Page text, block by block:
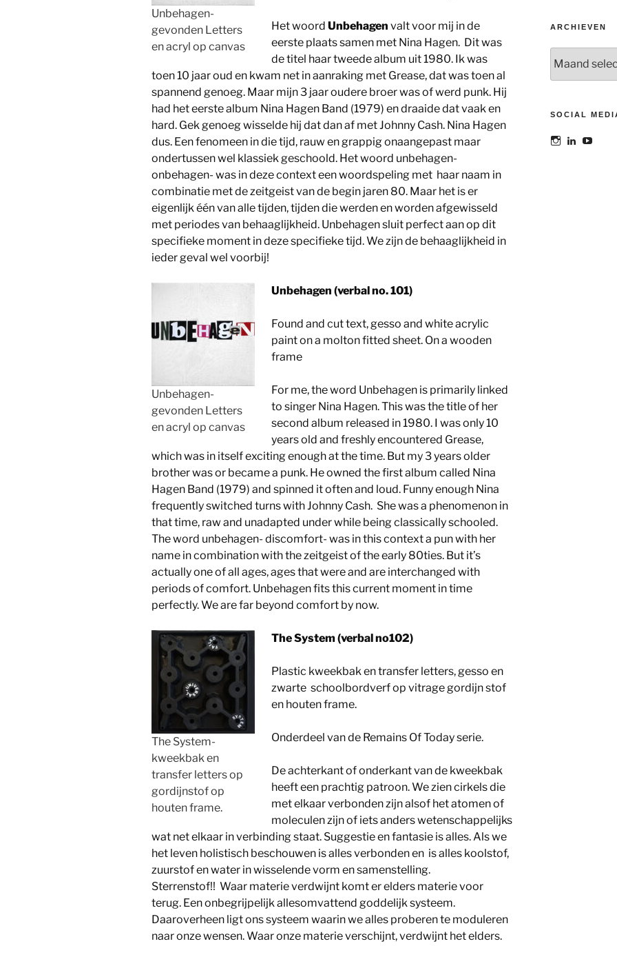
Unbehagen-
gevonden Letters
en acryl op canvas
Het woord Unbehagen valt voor mij in de
eerste plaats samen met Nina Hagen. Dit was
de titel haar tweede album uit 1980. Ik was
toen 10 jaar oud en kwam net in aanraking met Grease, dat was toen al
spannend genoeg. Maar mijn 3 jaar oudere broer was of werd punk. Hij
had het eerste album Nina Hagen Band (1979) en draaide dat vaak en
hard. Gek genoeg wisselde hij dat dan af met Johnny Cash. Nina Hagen
dus. Een fenomeen in die tijd, rauw en grappig onaangepast maar
ondertussen wel klassiek geschoold. Het woord unbehagen-
onbehagen- was in deze context een woordspeling met haar naam in
combinatie met de zeitgeist van de begin jaren 80. Maar het is er
eigenlijk één van alle tijden, tijden die werden en worden afgewisseld
met periodes van behaaglijkheid. Unbehagen sluit perfect aan op dit
specifieke moment in deze specifieke tijd. We zijn de behaaglijkheid in
ieder geval wel voorbij!
Unbehagen-
gevonden Letters
en acryl op canvas
Unbehagen (verbal no. 101)
Found and cut text, gesso and white acrylic
paint on a molton fitted sheet. On a wooden
frame
For me, the word Unbehagen is primarily linked
to singer Nina Hagen. This was the title of her
second album released in 1980. I was only 10
years old and freshly encountered Grease,
which was in itself exciting enough at the time. But my 3 years older
brother was or became a punk. He owned the first album called Nina
Hagen Band (1979) and spinned it often and loud. Funny enough Nina
frequently switched turns with Johnny Cash. She was a phenomenon in
that time, raw and unadapted under while being classically schooled.
The word unbehagen- discomfort- was in this context a pun with her
name in combination with the zeitgeist of the early 80ties. But it’s
actually one of all ages, ages that were and are interchanged with
periods of comfort. Unbehagen fits this current moment in time
perfectly. We are far beyond comfort by now.
The System-
kweekbak en
transfer letters op
gordijnstof op
houten frame.
The System (verbal no102)
Plastic kweekbak en transfer letters, gesso en
zwarte schoolbordverf op vitrage gordijn stof
en houten frame.
Onderdeel van de Remains Of Today serie.
De achterkant of onderkant van de kweekbak
heeft een prachtig patroon. We zien cirkels die
met elkaar verbonden zijn alsof het atomen of
moleculen zijn of iets anders wetenschappelijks
wat net elkaar in verbinding staat. Suggestie en fantasie is alles. Als we
het leven holistisch beschouwen is alles verbonden en is alles koolstof,
zuurstof en water in wisselende vorm en samenstelling.
Sterrenstof!! Waar materie verdwijnt komt er elders materie voor
terug. Een onbegrijpelijk allesomvattend goddelijk systeem.
Daaroverheen ligt ons systeem waarin we alles proberen te moduleren
naar onze wensen. Waar onze materie verschijnt, verdwijnt het elders.
ARCHIEVEN
SOCIAL
BekijkBekijk